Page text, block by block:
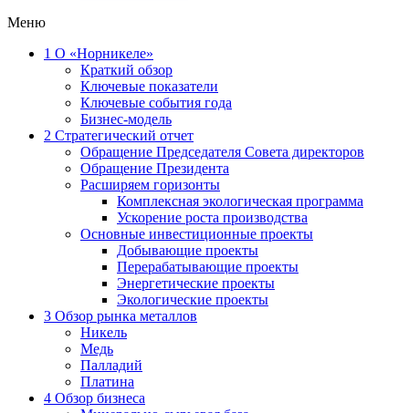
Меню
1 О «Норникеле»
Краткий обзор
Ключевые показатели
Ключевые события года
Бизнес-модель
2 Стратегический отчет
Обращение Председателя Совета директоров
Обращение Президента
Расширяем горизонты
Комплексная экологическая программа
Ускорение роста производства
Основные инвестиционные проекты
Добывающие проекты
Перерабатывающие проекты
Энергетические проекты
Экологические проекты
3 Обзор рынка металлов
Никель
Медь
Палладий
Платина
4 Обзор бизнеса